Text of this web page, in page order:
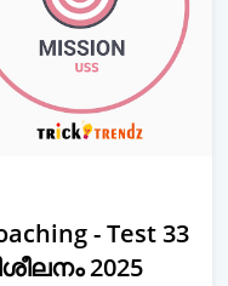
- Test 33
2025